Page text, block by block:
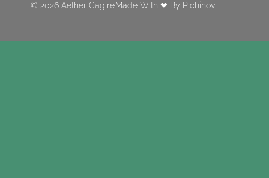
© 2026 Aether Cagire Made With ❤ By Pichinov